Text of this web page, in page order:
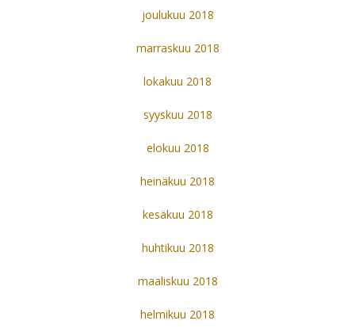
joulukuu 2018
marraskuu 2018
lokakuu 2018
syyskuu 2018
elokuu 2018
heinäkuu 2018
kesäkuu 2018
huhtikuu 2018
maaliskuu 2018
helmikuu 2018